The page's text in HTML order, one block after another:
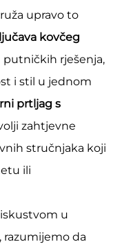
upravo to
kovčeg
putničkih rješenja,
i stil u jednom
prtljag s
zahtjevne
stručnjaka koji
ili
u
da